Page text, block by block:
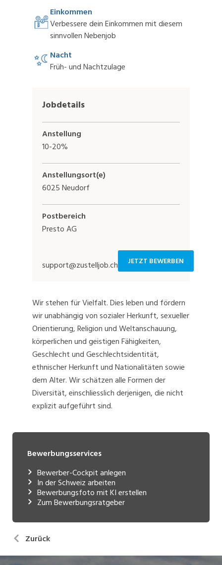
Einkommen
Verbessere dein Einkommen mit diesem
sinnvollen Nebenjob
Nacht
Früh- und Nachtzulage
Jobdetails
Anstellung
10-20%
Anstellungsort(e)
6025 Neudorf
Postbereich
Presto AG
support@zustelljob.ch JETZT BEWERBEN
Wir stehen für Vielfalt. Dies leben und fördern
wir unabhängig von sozialer Herkunft, sexueller
Orientierung, Religion und Weltanschauung,
körperlichen und geistigen Fähigkeiten,
Geschlecht und Geschlechtsidentität,
ethnischer Herkunft und Nationalitäten sowie
dem Alter. Wir schätzen alle Formen der
Diversität, einschliesslich derjenigen, die nicht
explizit aufgeführt sind.
Bewerbungsservices
Bewerber-Cockpit anlegen
In der Schweiz arbeiten
Bewerbungsfoto mit KI erstellen
Zum Bewerbungsratgeber
Zurück